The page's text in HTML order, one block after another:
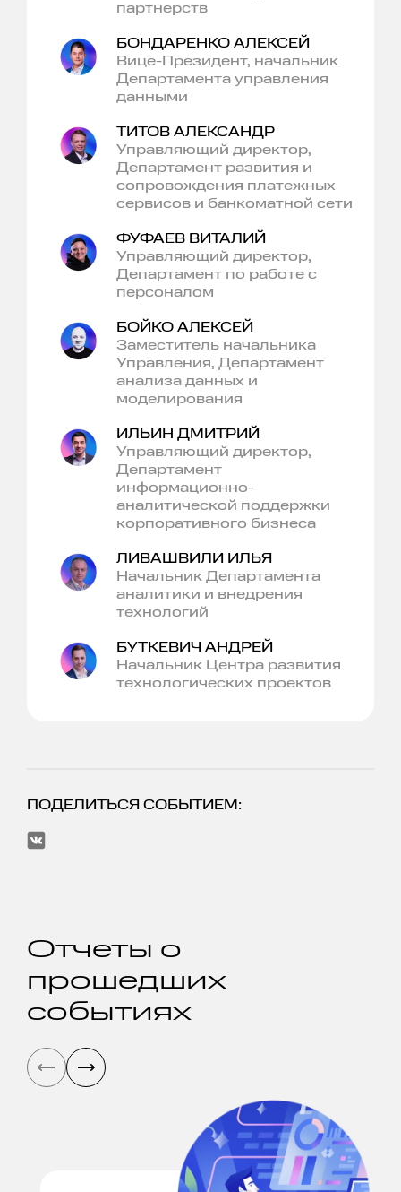
ПОДЕЛИТЬСЯ СОБЫТИЕМ:
партнерств
БОНДАРЕНКО АЛЕКСЕЙ
Вице-Президент, начальник
Департамента управления
данными
ТИТОВ АЛЕКСАНДР
Управляющий директор,
Департамент развития и
сопровождения платежных
сервисов и банкоматной сети
ФУФАЕВ ВИТАЛИЙ
Управляющий директор,
Департамент по работе с
персоналом
БОЙКО АЛЕКСЕЙ
Заместитель начальника
Управления, Департамент
анализа данных и
моделирования
ИЛЬИН ДМИТРИЙ
Управляющий директор,
Департамент
информационно-
аналитической поддержки
корпоративного бизнеса
ЛИВАШВИЛИ ИЛЬЯ
Начальник Департамента
аналитики и внедрения
технологий
БУТКЕВИЧ АНДРЕЙ
Начальник Центра развития
технологических проектов
Отчеты о
прошедших
событиях